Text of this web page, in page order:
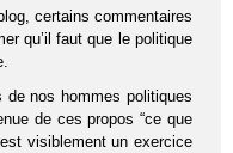
certains commentaires
qu’il faut que le politique
nos hommes politiques
de ces propos “ce que
visiblement un exercice